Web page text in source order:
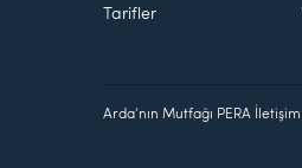
Tarifler
Arda'nın Mutfağı PERA İletişim